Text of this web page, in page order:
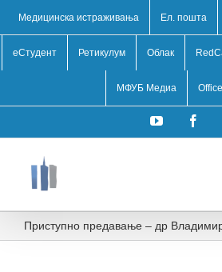
Медицинска истраживања Ел. пошта
еСтудент Ретикулум Облак
МФУБ Медиа
YouTube
Приступно предавање – др